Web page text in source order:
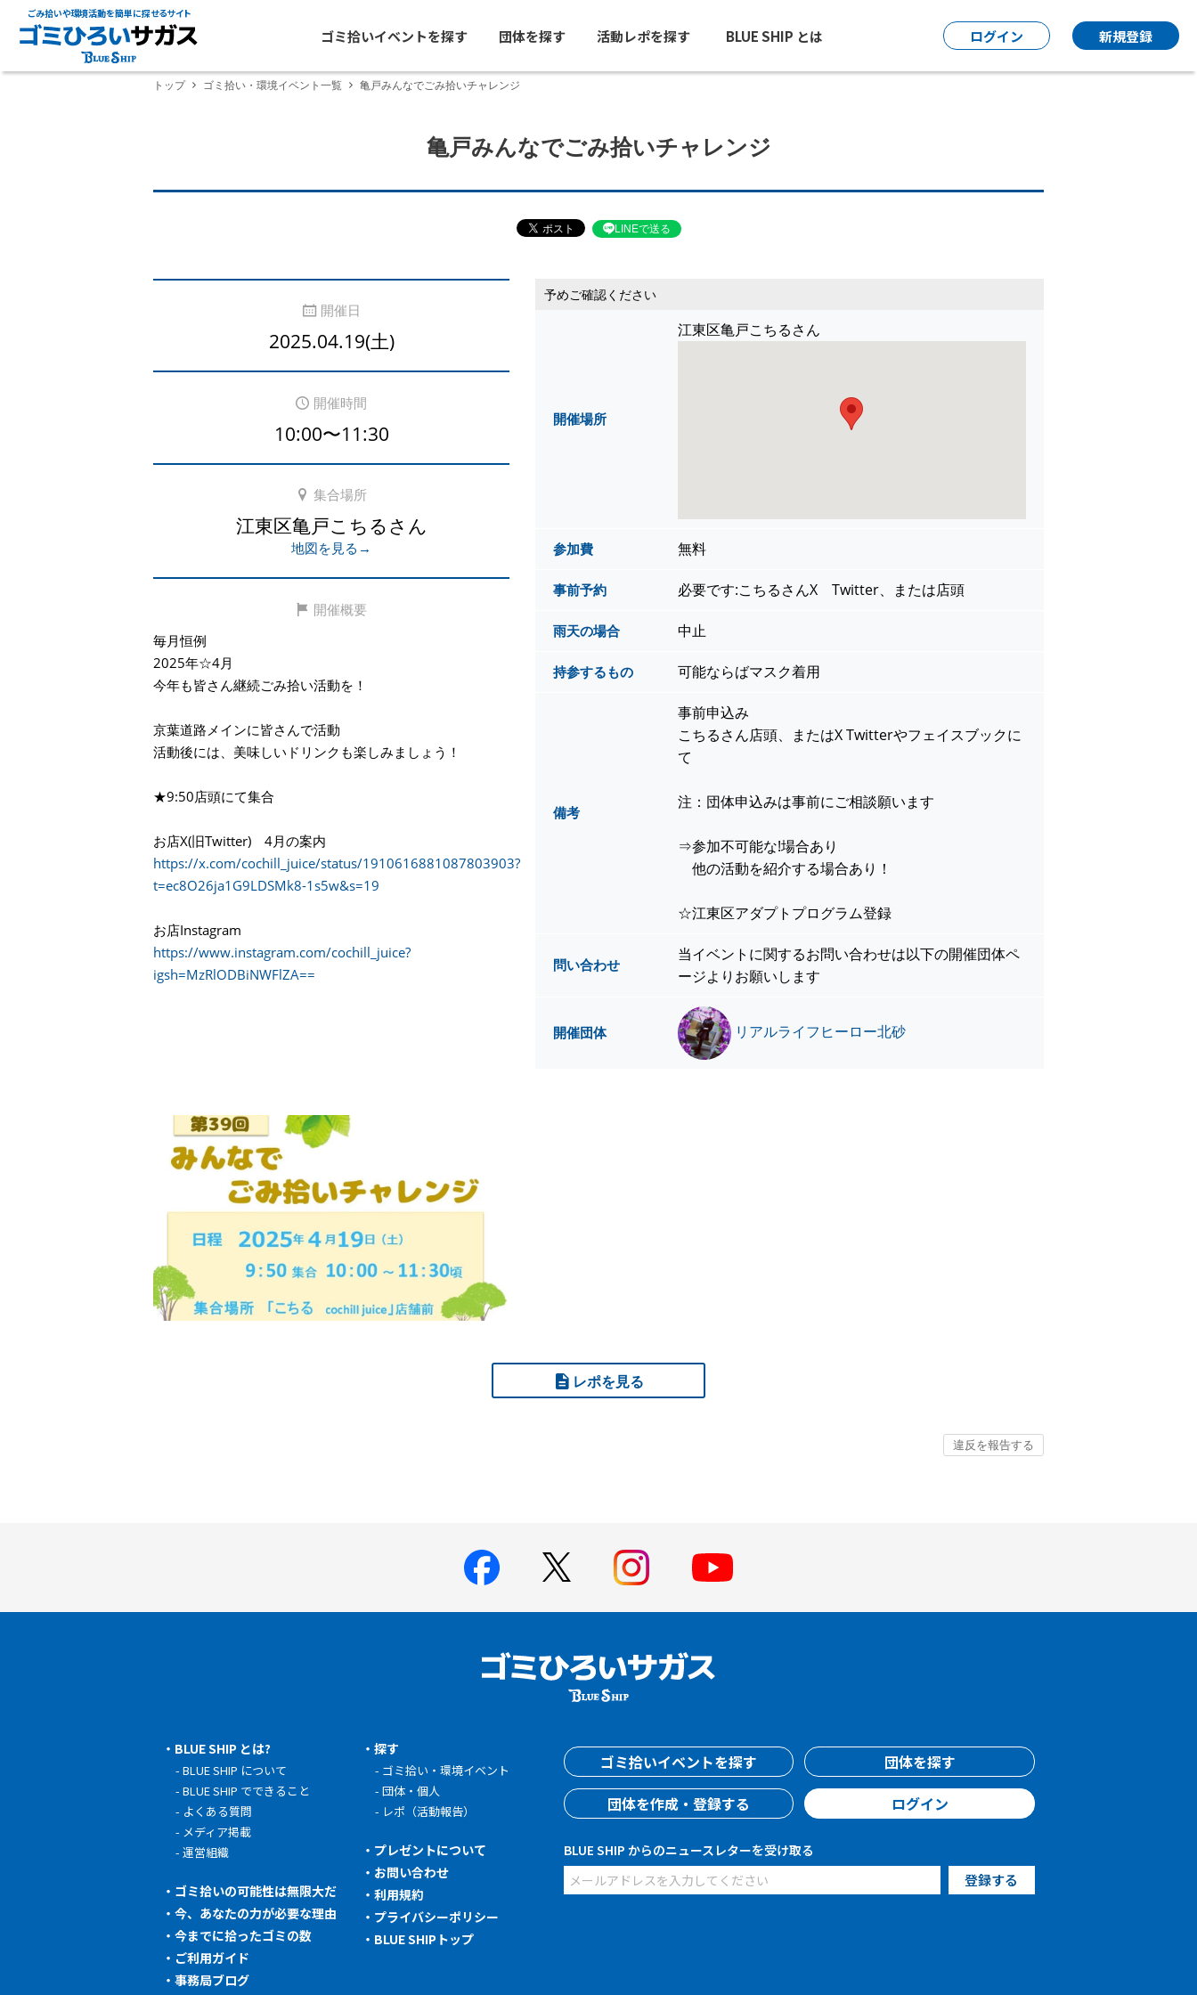
ごみ拾いや環境活動を簡単に探せるサイト
ゴミ拾いイベントを探す 団体を探す 活動レポを探す BLUE SHIP とは ログイン 新規登録
トップ ゴミ拾い・環境イベント一覧 亀戸みんなでごみ拾いチャレンジ
亀戸みんなでごみ拾いチャレンジ
LINEで送る
開催日
2025.04.19(土)
開催時間
10:00〜11:30
集合場所
江東区亀戸こちるさん
地図を見る→
開催概要
毎月恒例
2025年☆4月
今年も皆さん継続ごみ拾い活動を！
京葉道路メインに皆さんで活動
活動後には、美味しいドリンクも楽しみましょう！
★9:50店頭にて集合
お店X(旧Twitter) 4月の案内
https://x.com/cochill_juice/status/1910616881087803903?
t=ec8O26ja1G9LDSMk8-1s5w&s=19
お店Instagram
https://www.instagram.com/cochill_juice?
igsh=MzRlODBiNWFlZA==
予めご確認ください
開催場所
江東区亀戸こちるさん
参加費 無料
事前予約 必要です:こちるさんX Twitter、または店頭
雨天の場合 中止
持参するもの 可能ならばマスク着用
備考
事前申込み
こちるさん店頭、またはX Twitterやフェイスブックに
て
注：団体申込みは事前にご相談願います
⇒参加不可能な!場合あり
他の活動を紹介する場合あり！
☆江東区アダプトプログラム登録
問い合わせ
当イベントに関するお問い合わせは以下の開催団体ペ
ージよりお願いします
開催団体 リアルライフヒーロー北砂
レポを見る
BLUE SHIP とは?
BLUE SHIP について
BLUE SHIP でできること
よくある質問
メディア掲載
運営組織
ゴミ拾いの可能性は無限大だ
今、あなたの力が必要な理由
今までに拾ったゴミの数
ご利用ガイド
事務局ブログ
探す
ゴミ拾い・環境イベント
団体・個人
レポ（活動報告）
プレゼントについて
お問い合わせ
利用規約
プライバシーポリシー
BLUE SHIPトップ
ゴミ拾いイベントを探す
団体を探す
団体を作成・登録する
ログイン
BLUE SHIP からのニュースレターを受け取る